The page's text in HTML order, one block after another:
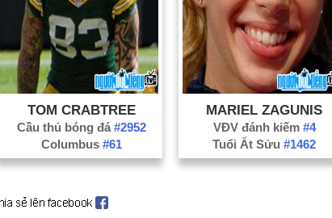
TOM CRABTREE
Cầu thủ bóng đá #2952
Columbus #61
MARIEL ZAGUNIS
VĐV đánh kiếm #4
Tuổi Ất Sửu#1462